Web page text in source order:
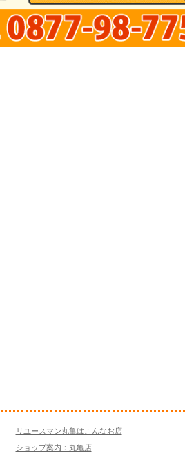
リユースマン丸亀はこんなお店
ショップ案内：丸亀店